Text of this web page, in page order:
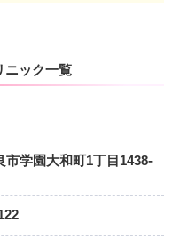
ニック一覧
市学園大和町1丁目1438-